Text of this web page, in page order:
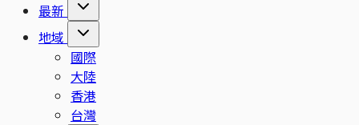
最新
地域
國際
大陸
香港
台灣